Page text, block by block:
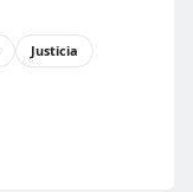
Justicia